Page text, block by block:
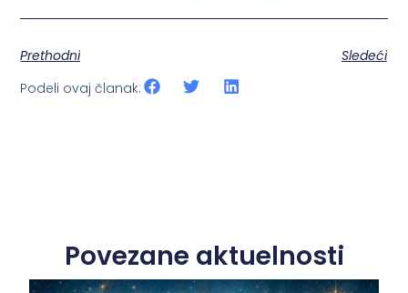
Prethodni
Sledeći
Podeli ovaj članak:
Povezane aktuelnosti